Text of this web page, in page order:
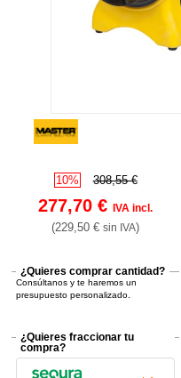
10% 308,55 €
277,70 €IVA incl.
(229,50 €sin IVA)
¿Quieres comprar cantidad?
Consúltanos y te haremos un
presupuesto personalizado.
¿Quieres fraccionar tu
compra?